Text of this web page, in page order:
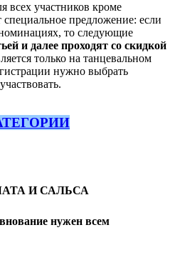
всех участников кроме
специальное предложение: если
то следующие
и далее проходят со скидкой
только на танцевальном
нужно выбрать
И САЛЬСА
нужен всем